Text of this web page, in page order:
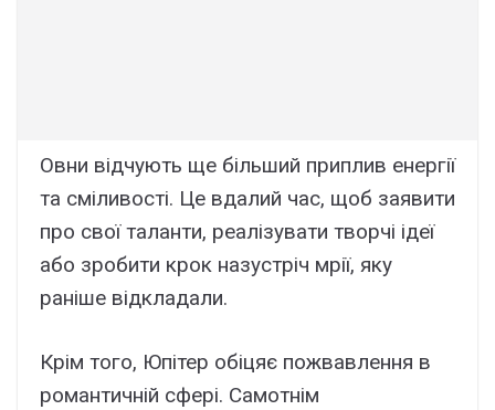
Овни відчують ще більший приплив енергії
та сміливості. Це вдалий час, щоб заявити
про свої таланти, реалізувати творчі ідеї
або зробити крок назустріч мрії, яку
раніше відкладали.
Крім того, Юпітер обіцяє пожвавлення в
романтичній сфері. Самотнім